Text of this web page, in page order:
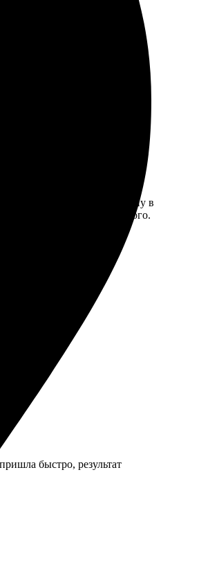
я уже держала свою картину в
получилось совсем недорого.
быстро, результат